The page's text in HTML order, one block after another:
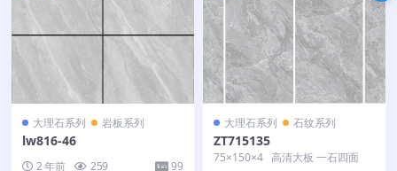
大理石系列 岩板系列
lw816-46
2 年前 259 99
大理石系列 石纹系列
ZT715135
75×150×4 高清大板 一石四面